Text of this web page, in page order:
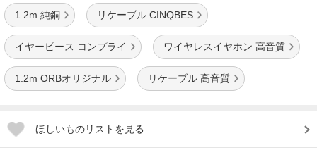
1.2m 純銅 リケーブル CINQBES
イヤーピース コンプライ ワイヤレスイヤホン 高音質
1.2m ORBオリジナル リケーブル 高音質
ほしいものリストを見る